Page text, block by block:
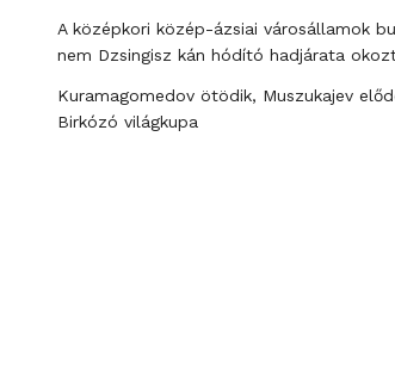
A középkori közép-ázsiai városállamok
nem Dzsingisz kán hódító hadjárata
Kuramagomedov ötödik, Muszukajev
Birkózó világkupa